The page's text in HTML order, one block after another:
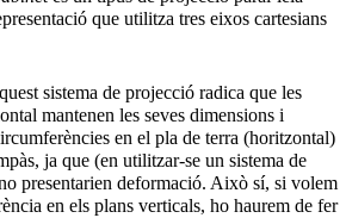
que utilitza tres eixos cartesians
sistema de projecció radica que les
mantenen les seves dimensions i
en el pla de terra (horitzontal)
ja que (en utilitzar-se un sistema de
presentarien deformació. Això sí, si volem
en els plans verticals, ho haurem de fer